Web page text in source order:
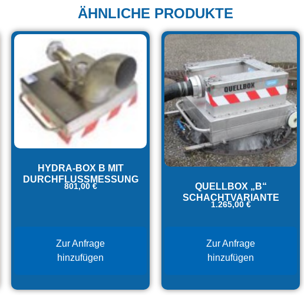
ÄHNLICHE PRODUKTE
HYDRA-BOX B MIT
DURCHFLUSSMESSUNG
801,00 €
Zur Anfrage
hinzufügen
QUELLBOX „B“
SCHACHTVARIANTE
1.265,00 €
Zur Anfrage
hinzufügen